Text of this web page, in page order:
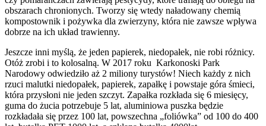
obszarach chronionych. Tworzy się wtedy naładowany chemią
kompostownik i pożywka dla zwierzyny, która nie zawsze wpływa
dobrze na ich układ trawienny.
Jeszcze inni myślą, że jeden papierek, niedopałek, nie robi różnicy.
Otóż zrobi i to kolosalną. W 2017 roku Karkonoski Park
Narodowy odwiedziło aż 2 miliony turystów! Niech każdy z nich
rzuci malutki niedopałek, papierek, zapałkę i powstaje góra śmieci,
która przysłoni nie jeden szczyt. Zapałka rozkłada się 6 miesięcy,
guma do żucia potrzebuje 5 lat, aluminiowa puszka będzie
rozkładała się przez 100 lat, powszechna „foliówka” od 100 do 400